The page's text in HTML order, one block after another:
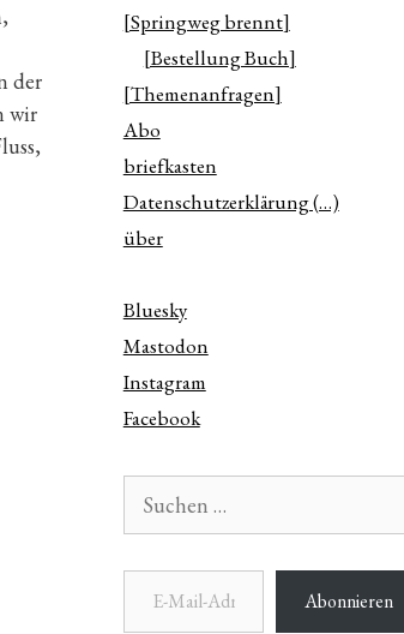
der
wir
[Springweg brennt]
[Bestellung Buch]
[Themenanfragen]
Abo
briefkasten
Datenschutzerklärung (…)
über
Bluesky
Mastodon
Instagram
Facebook
nach:
E-Mail-Adresse
Abonnieren